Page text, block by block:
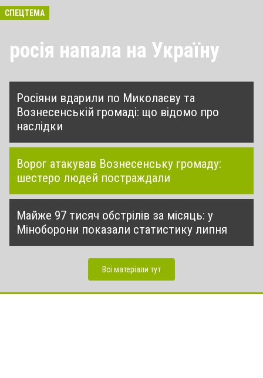
СПЕЦТЕМА
росія напала на Україну
Росіяни вдарили по Миколаєву та
Вознесенській громаді: що відомо про
наслідки
Ворог атакував Вознесенську громаду:
шестеро людей постраждали
Майже 97 тисяч обстрілів за місяць: у
Міноборони показали статистику липня
Всі матеріали тут